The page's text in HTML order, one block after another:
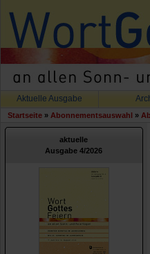
Aktuelle Ausgabe
Startseite » Abonnementsauswahl »
aktuelle
Ausgabe 4/2026